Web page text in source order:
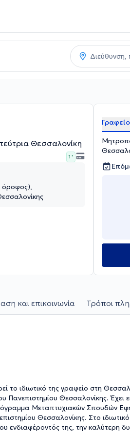
Θεσσαλονίκη
1 '
Γραφείο
και επικοινωνία Τρόποι
το ιδιωτικό της γραφείο στη
Θεσσαλονίκης. Έχει
Μεταπτυχιακών Σπουδών
Θεσσαλονίκης. Στο
ενδιαφέροντός της, την καλύτερη